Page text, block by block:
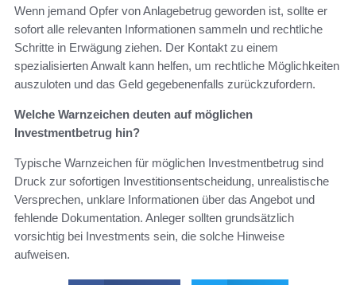
Wenn jemand Opfer von Anlagebetrug geworden ist, sollte er
sofort alle relevanten Informationen sammeln und rechtliche
Schritte in Erwägung ziehen. Der Kontakt zu einem
spezialisierten Anwalt kann helfen, um rechtliche Möglichkeiten
auszuloten und das Geld gegebenenfalls zurückzufordern.
Welche Warnzeichen deuten auf möglichen
Investmentbetrug hin?
Typische Warnzeichen für möglichen Investmentbetrug sind
Druck zur sofortigen Investitionsentscheidung, unrealistische
Versprechen, unklare Informationen über das Angebot und
fehlende Dokumentation. Anleger sollten grundsätzlich
vorsichtig bei Investments sein, die solche Hinweise
aufweisen.